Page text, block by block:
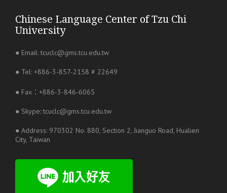
Chinese Language Center of Tzu Chi
University
● Email: tcuclc@gms.tcu.edu.tw
● Tel: +886-3-857-2158 # 22649
● Fax：+886-3-846-6065
● Skype: tcuclc@gms.tcu.edu.tw
● Address: 970302 No. 880, Section 2, Jianguo Road, Hualien
City, Taiwan